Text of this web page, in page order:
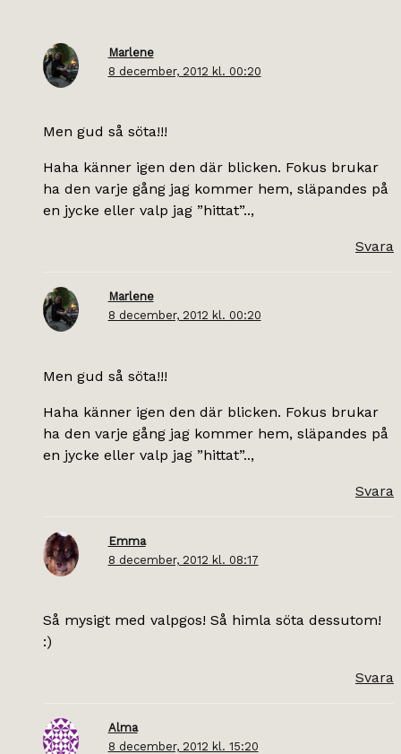
Marlene
8 december, 2012 kl. 00:20
Men gud så söta!!!
Haha känner igen den där blicken. Fokus brukar
ha den varje gång jag kommer hem, släpandes på
en jycke eller valp jag ”hittat”..,
Svara
Marlene
8 december, 2012 kl. 00:20
Men gud så söta!!!
Haha känner igen den där blicken. Fokus brukar
ha den varje gång jag kommer hem, släpandes på
en jycke eller valp jag ”hittat”..,
Svara
Emma
8 december, 2012 kl. 08:17
Så mysigt med valpgos! Så himla söta dessutom!
:)
Svara
Alma
8 december, 2012 kl. 15:20